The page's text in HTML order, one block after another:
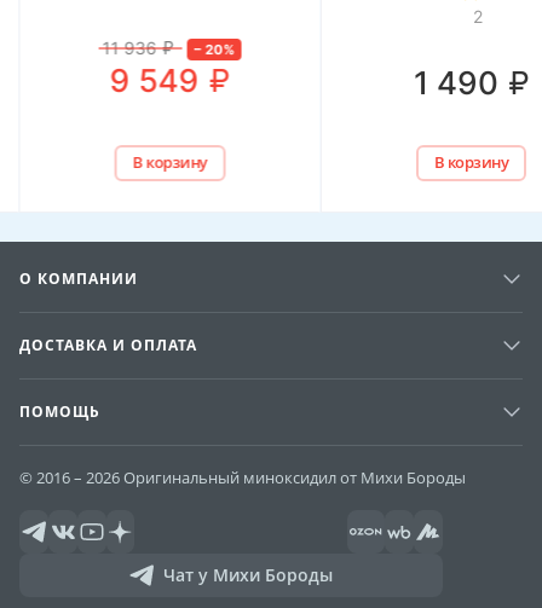
11 936 ₽ –20%
9 549 ₽
В корзину
2
1 490 ₽
В корзину
О КОМПАНИИ
ДОСТАВКА И ОПЛАТА
ПОМОЩЬ
© 2016 – 2026 Оригинальный миноксидил от Михи Бороды
Чат у Михи Бороды